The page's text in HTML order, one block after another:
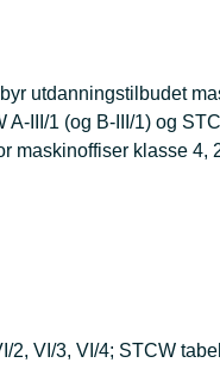
utdanningstilbudet
III/1 (og B-III/1) og
maskinoffiser klasse
VI/3, VI/4; STCW